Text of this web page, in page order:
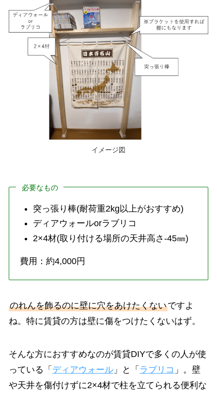
イメージ図
必要なもの
突っ張り棒(耐荷重2kg以上がおすすめ)
ディアウォールorラブリコ
2×4材(取り付ける場所の天井高さ-45㎜)
費用：約4,000円
のれんを飾るのに壁に穴をあけたくないですよ
ね。特に賃貸の方は壁に傷をつけたくないはず。
そんな方におすすめなのが賃貸DIYで多くの人が使
っている「 ディアウォール」と「 ラブリコ 」。壁
や天井を傷付けずに2×4材で柱を立てられる便利な